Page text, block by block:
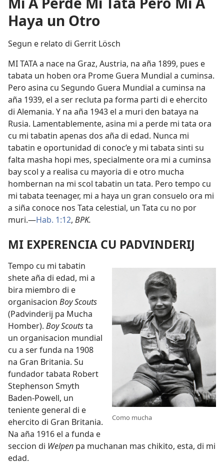
Haya un Otro
Segun e relato di Gerrit Lösch
MI TATA a nace na Graz, Austria, na aña 1899, pues e
tabata un hoben ora Prome Guera Mundial a cuminsa.
Pero asina cu Segundo Guera Mundial a cuminsa na
aña 1939, el a ser recluta pa forma parti di e ehercito
di Alemania. Y na aña 1943 el a muri den bataya na
Rusia. Lamentablemente, asina mi a perde mi tata ora
cu mi tabatin apenas dos aña di edad. Nunca mi
tabatin e oportunidad di conoc’e y mi tabata sinti su
falta masha hopi mes, specialmente ora mi a cuminsa
bay scol y a realisa cu mayoria di e otro mucha
hombernan na mi scol tabatin un tata. Pero tempo cu
mi tabata teenager, mi a haya un gran consuelo ora mi
a siña conoce nos Tata celestial, un Tata cu no por
muri.—Hab. 1:12, BPK.
MI EXPERENCIA CU PADVINDERIJ
Como mucha
Tempo cu mi tabatin
shete aña di edad, mi a
bira miembro di e
organisacion Boy Scouts
(Padvinderij pa Mucha
Homber). Boy Scoutsta
un organisacion mundial
cu a ser funda na 1908
na Gran Britania. Su
fundador tabata Robert
Stephenson Smyth
Baden-Powell, un
teniente general di e
ehercito di Gran Britania.
Na aña 1916 el a funda e
seccion di Welpen pa muchanan mas chikito, esta, di mi
edad.